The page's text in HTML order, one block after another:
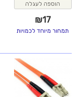
הוספה לעגלה
₪17
תמחור מיוחד לכמויות